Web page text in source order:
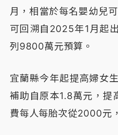
月，相當於每名嬰幼兒
可回溯自2025年1月起
列9800萬元預算。
宜蘭縣今年起提高婦女
補助自原本1.8萬元，提
費每人每胎次從2000元